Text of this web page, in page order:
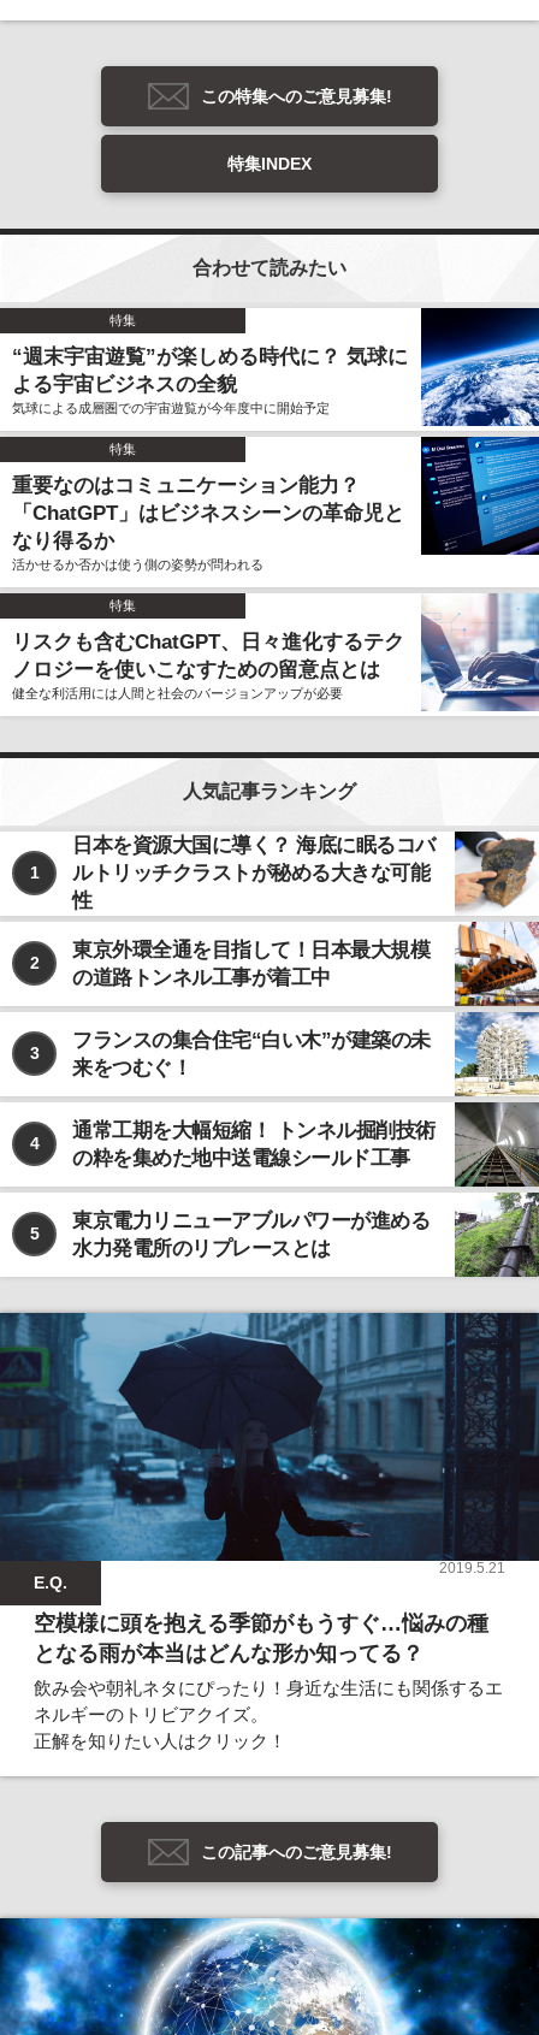
この特集へのご意見募集!
特集INDEX
合わせて読みたい
特集
“週末宇宙遊覧”が楽しめる時代に？ 気球に
よる宇宙ビジネスの全貌
気球による成層圏での宇宙遊覧が今年度中に開始予定
特集
重要なのはコミュニケーション能力？
「ChatGPT」はビジネスシーンの革命児と
なり得るか
活かせるか否かは使う側の姿勢が問われる
特集
リスクも含むChatGPT、日々進化するテク
ノロジーを使いこなすための留意点とは
健全な利活用には人間と社会のバージョンアップが必要
人気記事ランキング
1
日本を資源大国に導く？ 海底に眠るコバ
ルトリッチクラストが秘める大きな可能
性
2
東京外環全通を目指して！日本最大規模
の道路トンネル工事が着工中
3
フランスの集合住宅“白い木”が建築の未
来をつむぐ！
4
通常工期を大幅短縮！ トンネル掘削技術
の粋を集めた地中送電線シールド工事
5
東京電力リニューアブルパワーが進める
水力発電所のリプレースとは
E.Q.
2019.5.21
空模様に頭を抱える季節がもうすぐ…悩みの種
となる雨が本当はどんな形か知ってる？
飲み会や朝礼ネタにぴったり！身近な生活にも関係するエ
ネルギーのトリビアクイズ。
正解を知りたい人はクリック！
この記事へのご意見募集!